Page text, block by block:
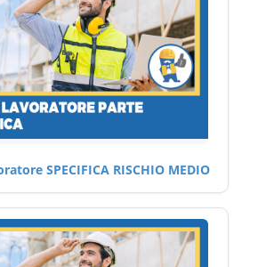
SPECIFICA RISCHIO MEDIO